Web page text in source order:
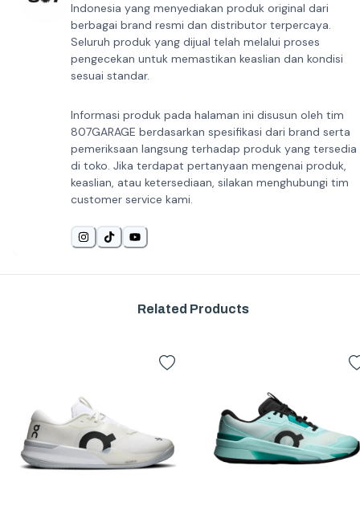
Indonesia yang menyediakan produk original dari
berbagai brand resmi dan distributor terpercaya.
Seluruh produk yang dijual telah melalui proses
pengecekan untuk memastikan keaslian dan kondisi
sesuai standar.
Informasi produk pada halaman ini disusun oleh tim
807GARAGE berdasarkan spesifikasi dari brand serta
pemeriksaan langsung terhadap produk yang tersedia
di toko. Jika terdapat pertanyaan mengenai produk,
keaslian, atau ketersediaan, silakan menghubungi tim
customer service kami.
Related Products